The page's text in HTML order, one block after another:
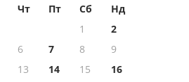
Чт Пт Сб
Нд
1
2
6 7 8
9
13 14 15
16